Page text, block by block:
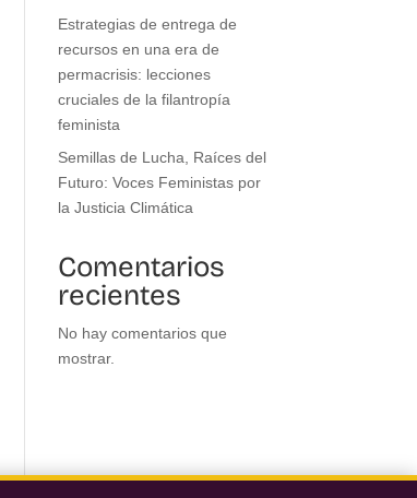
Estrategias de entrega de
recursos en una era de
permacrisis: lecciones
cruciales de la filantropía
feminista
Semillas de Lucha, Raíces del
Futuro: Voces Feministas por
la Justicia Climática
Comentarios
recientes
No hay comentarios que
mostrar.